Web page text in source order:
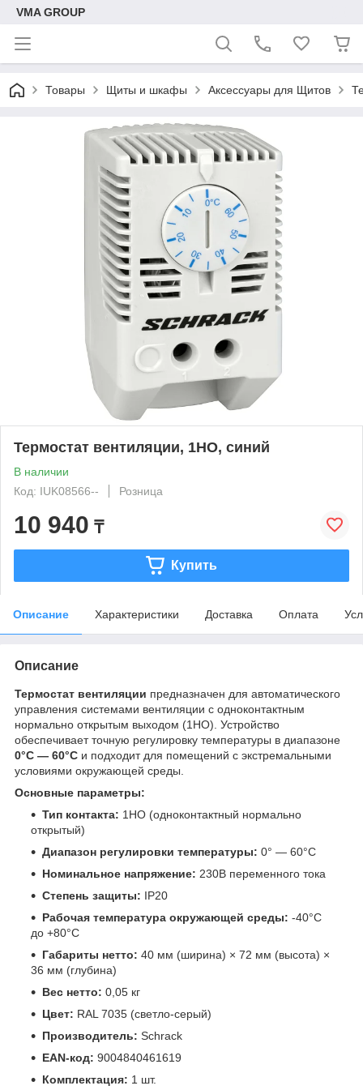
VMA GROUP
Товары Щиты и шкафы Аксессуары для Щитов
Термостат вентиляции, 1НО, синий
В наличии
Код: IUK08566--
Розница
10 940 ₸
Купить
Описание Характеристики Доставка Оплата
Описание
Термостат вентиляции предназначен для автоматического
управления системами вентиляции с одноконтактным
нормально открытым выходом (1НО). Устройство
обеспечивает точную регулировку температуры в диапазоне
0°C — 60°C и подходит для помещений с экстремальными
условиями окружающей среды.
Основные параметры:
Тип контакта: 1НО (одноконтактный нормально
открытый)
Диапазон регулировки температуры: 0° — 60°C
Номинальное напряжение: 230В переменного тока
Степень защиты: IP20
Рабочая температура окружающей среды: -40°C
до +80°C
Габариты нетто: 40 мм (ширина) × 72 мм (высота) ×
36 мм (глубина)
Вес нетто: 0,05 кг
Цвет: RAL 7035 (светло-серый)
Производитель: Schrack
EAN-код: 9004840461619
Комплектация: 1 шт.